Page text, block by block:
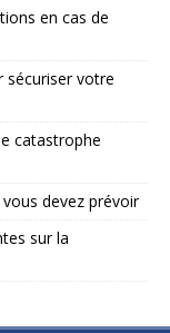
en cas de
sécuriser votre
catastrophe
devez prévoir
sur la